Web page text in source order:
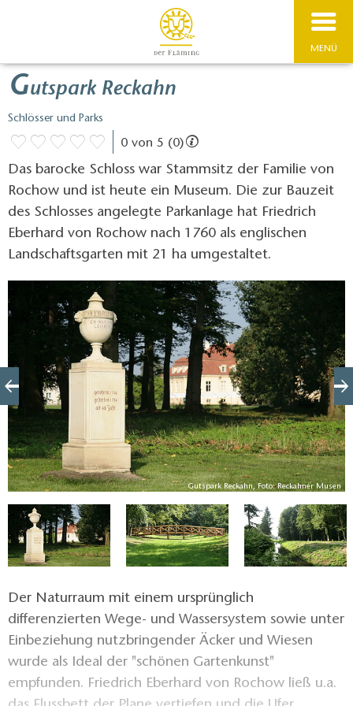
MENÜ
Gutspark Reckahn
Schlösser und Parks
0 von 5 (0)
Das barocke Schloss war Stammsitz der Familie von
Rochow und ist heute ein Museum. Die zur Bauzeit
des Schlosses angelegte Parkanlage hat Friedrich
Eberhard von Rochow nach 1760 als englischen
Landschaftsgarten mit 21 ha umgestaltet.
Gutspark Reckahn, Foto: Reckahner Musen
Der Naturraum mit einem ursprünglich
differenzierten Wege- und Wassersystem sowie unter
Einbeziehung nutzbringender Äcker und Wiesen
wurde als Ideal der "schönen Gartenkunst"
empfunden. Friedrich Eberhard von Rochow ließ u.a.